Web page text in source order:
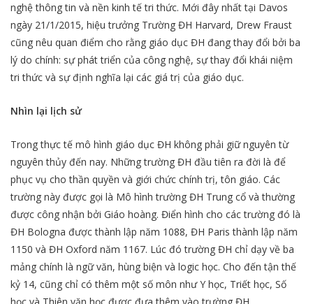
nghệ thông tin và nền kinh tế tri thức. Mới đây nhất tại Davos
ngày 21/1/2015, hiệu trưởng Trường ĐH Harvard, Drew Fraust
cũng nêu quan điểm cho rằng giáo dục ĐH đang thay đổi bởi ba
lý do chính: sự phát triển của công nghệ, sự thay đổi khái niệm
tri thức và sự định nghĩa lại các giá trị của giáo dục.
Nhìn lại lịch sử
Trong thực tế mô hình giáo dục ĐH không phải giữ nguyên từ
nguyên thủy đến nay. Những trường ĐH đầu tiên ra đời là để
phục vụ cho thần quyền và giới chức chính trị, tôn giáo. Các
trường này được gọi là Mô hình trường ĐH Trung cổ và thường
được công nhận bởi Giáo hoàng. Điển hình cho các trường đó là
ĐH Bologna được thành lập năm 1088, ĐH Paris thành lập năm
1150 và ĐH Oxford năm 1167. Lúc đó trường ĐH chỉ dạy về ba
mảng chính là ngữ văn, hùng biện và logic học. Cho đến tận thế
kỷ 14, cũng chỉ có thêm một số môn như Y học, Triết học, Số